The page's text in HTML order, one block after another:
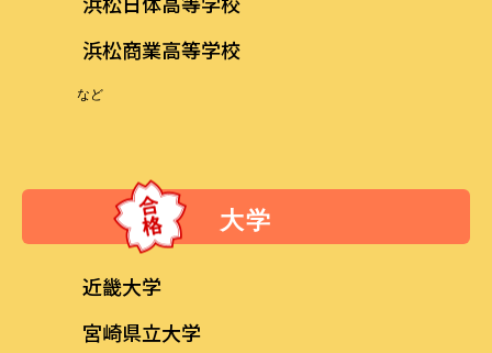
浜松商業高等学校
など
大学
近畿大学
宮崎県立大学